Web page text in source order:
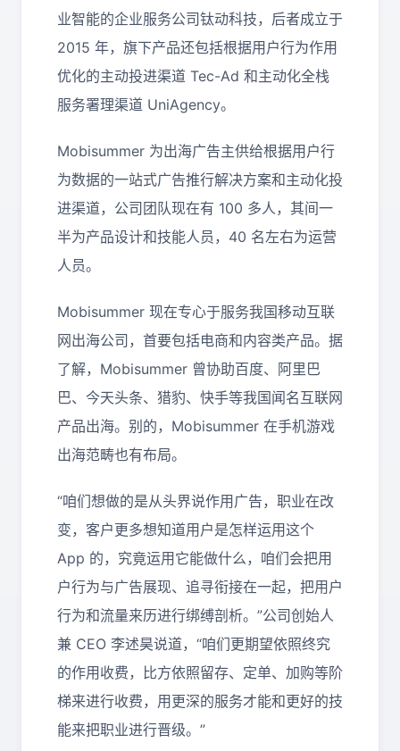
业智能的企业服务公司钛动科技，后者成立于
2015 年，旗下产品还包括根据用户行为作用
优化的主动投进渠道 Tec-Ad 和主动化全栈
服务署理渠道 UniAgency。
Mobisummer 为出海广告主供给根据用户行
为数据的一站式广告推行解决方案和主动化投
进渠道，公司团队现在有 100 多人，其间一
半为产品设计和技能人员，40 名左右为运营
人员。
Mobisummer 现在专心于服务我国移动互联
网出海公司，首要包括电商和内容类产品。据
了解，Mobisummer 曾协助百度、阿里巴
巴、今天头条、猎豹、快手等我国闻名互联网
产品出海。别的，Mobisummer 在手机游戏
出海范畴也有布局。
“咱们想做的是从头界说作用广告，职业在改
变，客户更多想知道用户是怎样运用这个
App 的，究竟运用它能做什么，咱们会把用
户行为与广告展现、追寻衔接在一起，把用户
行为和流量来历进行绑缚剖析。”公司创始人
兼 CEO 李述昊说道，“咱们更期望依照终究
的作用收费，比方依照留存、定单、加购等阶
梯来进行收费，用更深的服务才能和更好的技
能来把职业进行晋级。”